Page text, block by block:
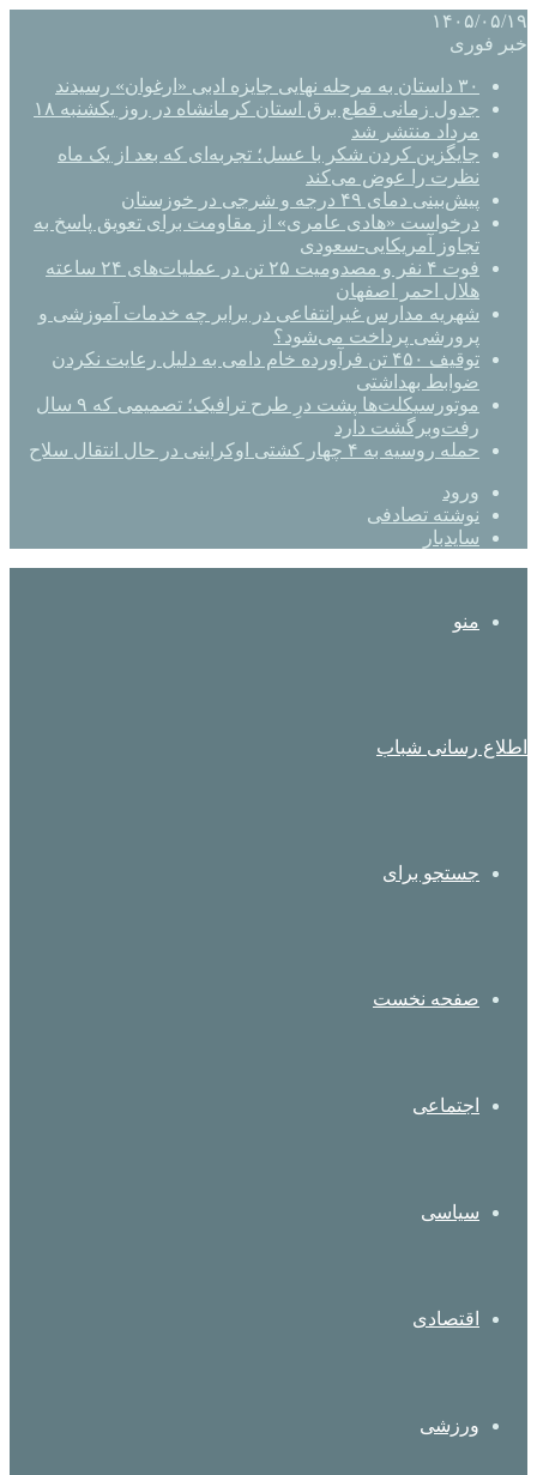
۱۴۰۵/۰۵/۱۹
خبر فوری
۳۰ داستان به مرحله نهایی جایزه ادبی «ارغوان» رسیدند
جدول زمانی قطع برق استان کرمانشاه در روز یکشنبه ۱۸
مرداد منتشر شد
جایگزین کردن شکر با عسل؛ تجربه‌ای که بعد از یک ماه
نظرت را عوض می‌کند
پیش‌بینی دمای ۴۹ درجه و شرجی در خوزستان
درخواست «هادی عامری» از مقاومت برای تعویق پاسخ به
تجاوز آمریکایی-سعودی
فوت ۴ نفر و مصدومیت ۲۵ تن در عملیات‌های ۲۴ ساعته
هلال احمر اصفهان
شهریه مدارس غیرانتفاعی در برابر چه خدمات آموزشی و
پرورشی پرداخت می‌شود؟
توقیف ۴۵۰ تن فرآورده خام دامی به دلیل رعایت نکردن
ضوابط بهداشتی
موتورسیکلت‌ها پشت درِ طرح ترافیک؛ تصمیمی که ۹ سال
رفت‌وبرگشت دارد
حمله روسیه به ۴ چهار کشتی اوکراینی در حال انتقال سلاح
ورود
نوشته تصادفی
سایدبار
منو
اطلاع رسانی شباب
جستجو برای
صفحه نخست
اجتماعی
سیاسی
اقتصادی
ورزشی